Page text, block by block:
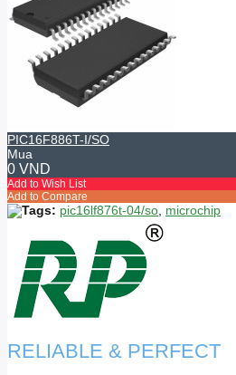
PIC16F886T-I/SO
Mua
0 VND
Add to Wish List
Add to Compare
Tags: pic16lf876t-04/so microchip
RELIABLE & PERFECT